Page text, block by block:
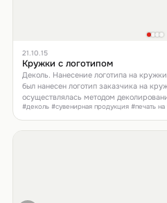
21.10.15
Кружки с логотипом
Деколь. Нанесение логотипа на
был нанесен логотип заказчика на
осуществлялась методом
метод нанесения, при котором
на керамическую или стеклянную
Затем фиксируется
#деколь #сувенирная продукция #печать на